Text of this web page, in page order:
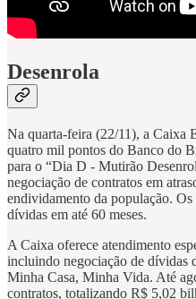
Desenrola
Na quarta-feira (22/11), a Caixa
quatro mil pontos do Banco do
para o “Dia D - Mutirão
negociação de contratos em
endividamento da população.
dívidas em até 60 meses.
A Caixa oferece atendimento
incluindo negociação de dívidas
Minha Casa, Minha Vida. Até
contratos, totalizando R$ 5,02